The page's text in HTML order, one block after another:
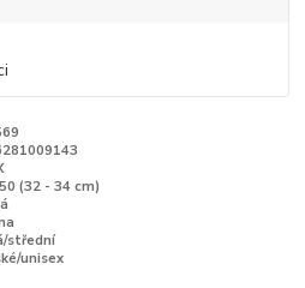
(32 - 34 cm)
střední
unisex